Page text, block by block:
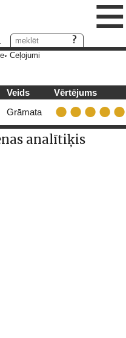
≡
Ceļojumi
Veids
Vērtējums
Grāmata
analītiķis